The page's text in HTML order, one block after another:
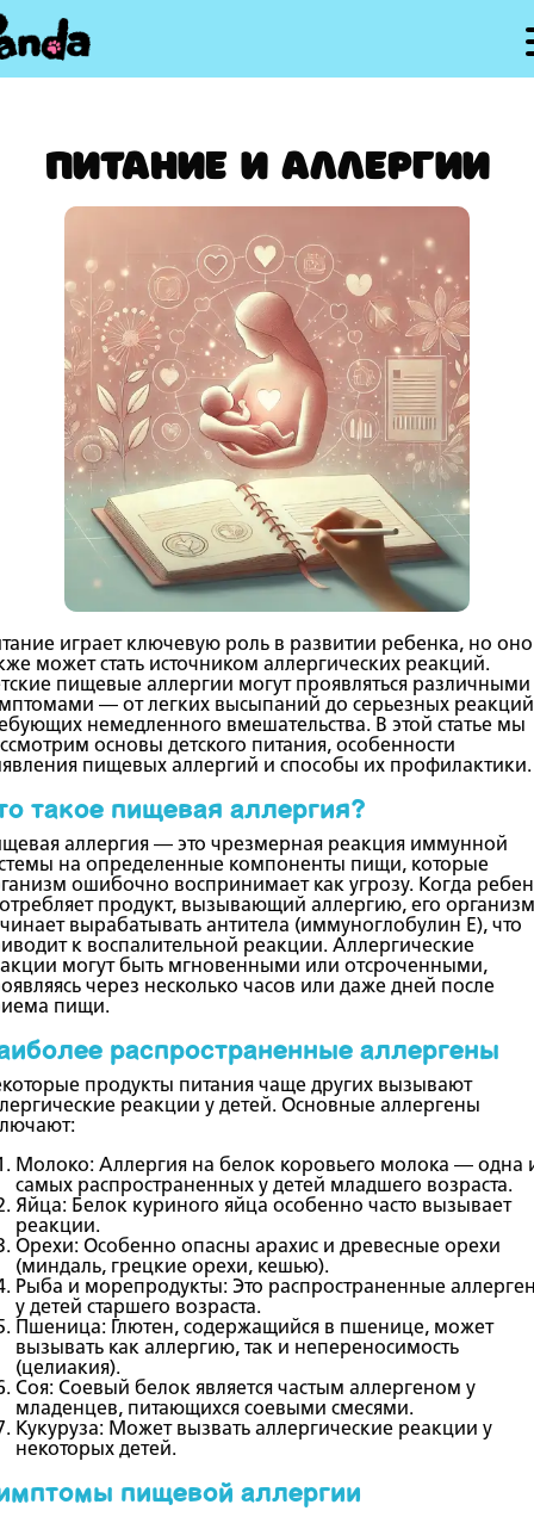
Питание и аллергии
играет ключевую роль в развитии ребенка, но оно
может стать источником аллергических реакций.
пищевые аллергии могут проявляться различными
— от легких высыпаний до серьезных
немедленного вмешательства. В этой статье мы
основы детского питания, особенности
пищевых аллергий и способы их профилактики.
такое пищевая аллергия?
аллергия — это чрезмерная реакция иммунной
на определенные компоненты пищи, которые
ошибочно воспринимает как угрозу. Когда
продукт, вызывающий аллергию, его организм
вырабатывать антитела (иммуноглобулин E), что
к воспалительной реакции. Аллергические
могут быть мгновенными или отсроченными,
через несколько часов или даже дней после
пищи.
распространенные аллергены
продукты питания чаще других вызывают
реакции у детей. Основные аллергены
Молоко: Аллергия на белок коровьего молока — одна
самых распространенных у детей младшего возраста.
Яйца: Белок куриного яйца особенно часто вызывает
реакции.
Орехи: Особенно опасны арахис и древесные орехи
(миндаль, грецкие орехи, кешью).
Рыба и морепродукты: Это распространенные
у детей старшего возраста.
Пшеница: Глютен, содержащийся в пшенице, может
вызывать как аллергию, так и непереносимость
(целиакия).
Соя: Соевый белок является частым аллергеном у
младенцев, питающихся соевыми смесями.
Кукуруза: Может вызвать аллергические реакции у
некоторых детей.
пищевой аллергии